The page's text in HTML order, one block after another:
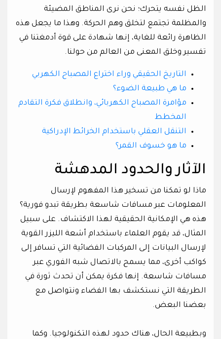
الظل نفسه يتحرك؛ نحن نرى المناطق المضيئة
والمظلمة تجتمع لتخلق وهم الحركة. وهذا ما يجعل هذه
الظاهرة رائعة للغاية، إنها شهادة على قوة أدمغتنا في
تفسير وخلق المعنى من العالم من حولنا.
التاريخ الحقيقي وراء اختراع المصباح الكهربي
ما هي طبيعة الضوء؟
مؤامرة المصباح الكهربائي، وانطلاق فكرة التقادم
المخطط
التنقل العقلي باستخدام الخرائط الإدراكية
ما هو خسوف القمر؟
الآثار والحدود المدهشة
ماذا لو تمكنا من تسخير هذا المفهوم لإرسال
المعلومات عبر مسافات شاسعة بطريقة تبدو فورية؟
هذه هي الإمكانية الحقيقية لهذا الاكتشاف. على سبيل
المثال، قد يقوم العلماء باستخدام أشعة الليزر القوية
لإرسال البيانات إلى المركبات الفضائية التي تسافر إلى
كواكب أخرى، مما يسمح بالاتصال شبه الفوري عبر
مسافات شاسعة. إنها فكرة يمكن أن تحدث ثورة في
الطريقة التي نستكشف بها الفضاء ونتواصل مع
بعضنا البعض.
وبطبيعة الحال، هناك حدود لهذه التكنولوجيا. وكما